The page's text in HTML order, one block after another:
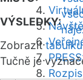
VÝSLEDKY:
Zobrazittabulku
Tučně je